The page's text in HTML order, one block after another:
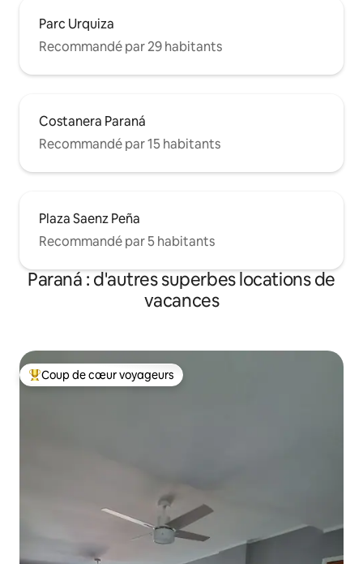
Parc Urquiza
Recommandé par 29 habitants
Costanera Paraná
Recommandé par 15 habitants
Plaza Saenz Peña
Recommandé par 5 habitants
Paraná : d'autres superbes locations de
vacances
Coups de cœur voyageurs les plus appréciés
Coup de cœur voyageurs